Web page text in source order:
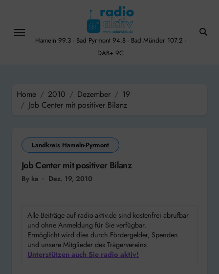
content
Hameln 99.3 - Bad Pyrmont 94.8 - Bad Münder 107.2 -
DAB+ 9C
Home 2010 Dezember
19
Job Center mit positiver Bilanz
Landkreis Hameln-Pyrmont
Job Center mit positiver Bilanz
By ka Dez. 19, 2010
Alle Beiträge auf radio-aktiv.de sind kostenfrei abrufbar
und ohne Anmeldung für Sie verfügbar.
Ermöglicht wird dies durch Fördergelder, Spenden
und unsere Mitglieder des Trägervereins.
Unterstützen auch Sie radio aktiv!